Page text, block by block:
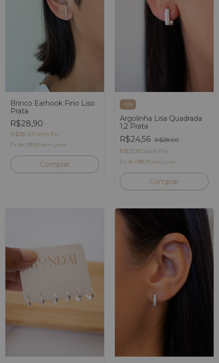
Brinco Earhook Fino Liso
Prata
R$28,90
R$28,03 com Pix
3 x de R$9,63 sem juros
-15%
Argolinha Lisa Quadrada
1,2 Prata
R$24,56 R$28,90
R$23,82 com Pix
3 x de R$8,19 sem juros